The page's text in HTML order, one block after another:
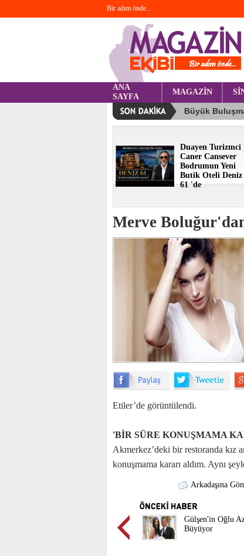
Bir adım önde...
ANA
SAYFA
MAGAZİN
Duayen Turizmci
Caner Cansever
Bodrumun Yeni
Butik Oteli Deniz
61 'de
Merve
Etiler’de görüntülendi.
'BİR SÜRE KONUŞMAMA
Akmerkez’deki bir restoranda kız
konuşmama kararı aldım. Aynı
Arkadaşına
Gülşen'in Oğlu
Büyüyor